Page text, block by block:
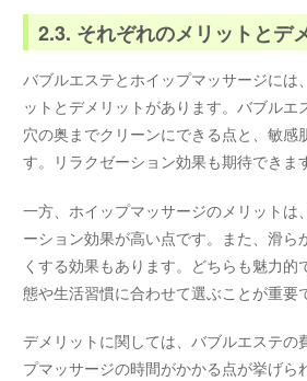
2.3. それぞれのメリットとデ
バブルエステとホイップマッサージには
ットとデメリットがあります。バブルエ
穴の奥までクリーンにできる点と、敏感
す。リラクゼーション効果も期待できま
一方、ホイップマッサージのメリットは
ーション効果が高い点です。また、滑ら
くする効果もあります。どちらも魅力的
態や生活習慣に合わせて選ぶことが重要
デメリットに関しては、バブルエステの
プマッサージの時間がかかる点が挙げら